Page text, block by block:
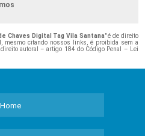
Chaves Digital Tag Vila Santana" é de direito
mesmo citando nossos links, é proibida sem a
autoral – artigo 184 do Código Penal –
Lei
Home